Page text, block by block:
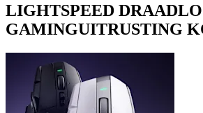
LIGHTSPEED
GAMINGUITRUSTING